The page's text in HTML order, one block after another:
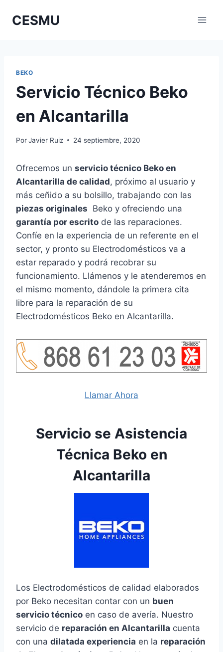
CESMU
BEKO
Servicio Técnico Beko
en Alcantarilla
PorJavier Ruiz 24 septiembre, 2020
Ofrecemos un servicio técnico Beko en
Alcantarilla de calidad, próximo al usuario y
más ceñido a su bolsillo, trabajando con las
piezas originales Beko y ofreciendo una
garantía por escrito de las reparaciones.
Confíe en la experiencia de un referente en el
sector, y pronto su Electrodomésticos va a
estar reparado y podrá recobrar su
funcionamiento. Llámenos y le atenderemos en
el mismo momento, dándole la primera cita
libre para la reparación de su
Electrodomésticos Beko en Alcantarilla.
Llamar Ahora
Servicio se Asistencia
Técnica Beko en
Alcantarilla
Los Electrodomésticos de calidad elaborados
por Beko necesitan contar con un buen
servicio técnico en caso de avería. Nuestro
servicio de reparación en Alcantarilla cuenta
con una dilatada experiencia en la reparación